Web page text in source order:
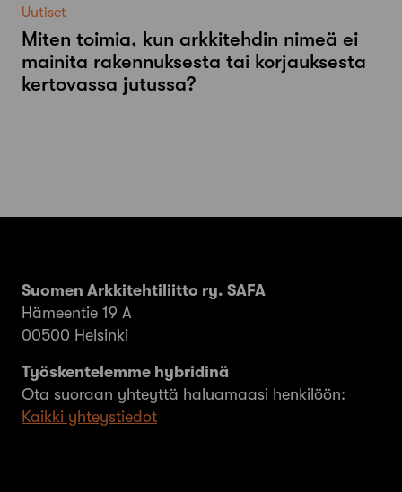
Uutiset
Miten toimia, kun arkkitehdin nimeä ei
mainita rakennuksesta tai korjauksesta
kertovassa jutussa?
Suomen Arkkitehtiliitto ry. SAFA
Hämeentie 19 A
00500 Helsinki
Työskentelemme hybridinä
Ota suoraan yhteyttä haluamaasi henkilöön:
Kaikki yhteystiedot